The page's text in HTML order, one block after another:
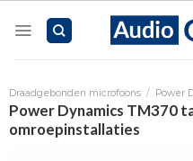
Draadgebonden microfoons / Power
Power Dynamics TM370
omroepinstallaties